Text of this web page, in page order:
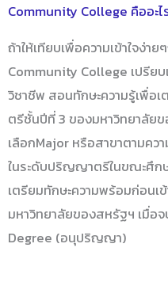
Community College คืออะไ
ถ้าให้เทียบเพื่อความเข้าใจง่า
Community College เปรีย
วิชาชีพ สอนทักษะความรู้เพื่อ
ตรีชั้นปีที่ 3 ของมหาวิทยาลัย
เลือกMajor หรือสาขาตามคว
ในระดับปริญญาตรีในขณะศึก
เตรียมทักษะความพร้อมก่อน
มหาวิทยาลัยของสหรัฐฯ เมื่อ
Degree (อนุปริญญา)